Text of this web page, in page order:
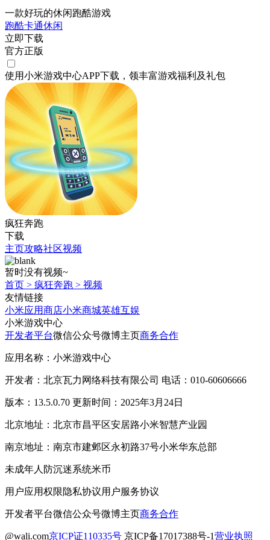
一款好玩的休闲跑酷游戏
跑酷卡通休闲
立即下载
官方正版
使用小米游戏中心APP下载 ，领丰富游戏福利 及礼包
疯狂奔跑
下载
主页攻略社区视频
暂时没有视频~
首页 > 疯狂奔跑 > 视频
友情链接
小米应用商店小米商城英雄互娱
小米游戏中心
开发者平台微信公众号微博主页商务合作
应用名称：小米游戏中心
开发者：北京瓦力网络科技有限公司 电话：010-60606666
版本：13.5.0.70 更新时间：2025年3月24日
北京地址：北京市昌平区安居路小米智慧产业园
南京地址：南京市建邺区永初路37号小米华东总部
未成年人防沉迷系统米币
用户应用权限隐私协议用户服务协议
开发者平台微信公众号微博主页商务合作
@wali.com京ICP证110335号 京ICP备17017388号-1营业执照